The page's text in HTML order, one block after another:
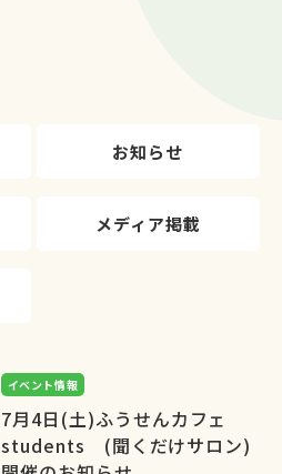
お知らせ
メディア掲載
イベント情報
7月4日(土)ふうせんカフェ
students (聞くだけサロン)